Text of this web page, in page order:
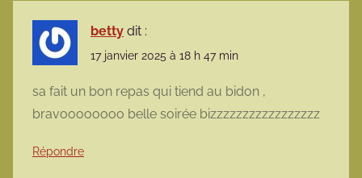
betty dit :
17 janvier 2025 à 18 h 47 min
sa fait un bon repas qui tiend au bidon ,
bravoooooooo belle soirée bizzzzzzzzzzzzzzzzz
Répondre